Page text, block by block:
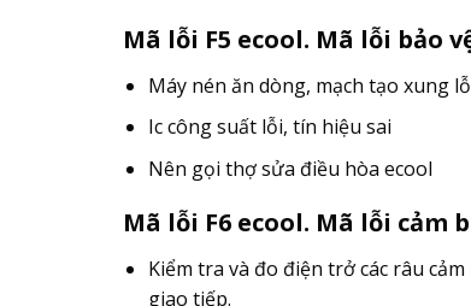
Mã lỗi F5 ecool. Mã lỗi bảo
Máy nén ăn dòng, mạch tạo xung
Ic công suất lỗi, tín hiệu sai
Nên gọi thợ sửa điều hòa ecool
Mã lỗi F6 ecool. Mã lỗi
Kiểm tra và đo điện trở các râu
giao tiếp.